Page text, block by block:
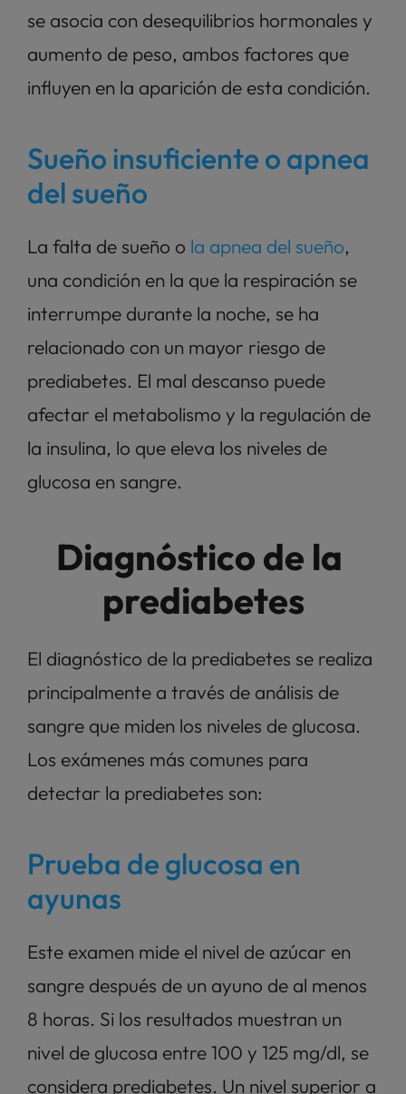
se asocia con desequilibrios hormonales y
aumento de peso, ambos factores que
influyen en la aparición de esta condición.
Sueño insuficiente o apnea
del sueño
La falta de sueño o la apnea del sueño,
una condición en la que la respiración se
interrumpe durante la noche, se ha
relacionado con un mayor riesgo de
prediabetes. El mal descanso puede
afectar el metabolismo y la regulación de
la insulina, lo que eleva los niveles de
glucosa en sangre.
Diagnóstico de la
prediabetes
El diagnóstico de la prediabetes se realiza
principalmente a través de análisis de
sangre que miden los niveles de glucosa.
Los exámenes más comunes para
detectar la prediabetes son:
Prueba de glucosa en
ayunas
Este examen mide el nivel de azúcar en
sangre después de un ayuno de al menos
8 horas. Si los resultados muestran un
nivel de glucosa entre 100 y 125 mg/dl, se
considera prediabetes. Un nivel superior a